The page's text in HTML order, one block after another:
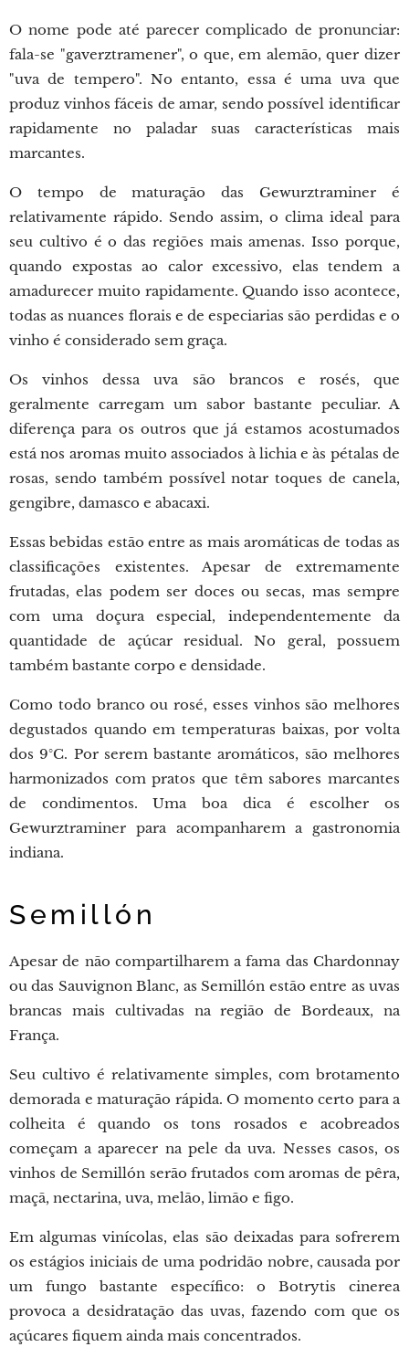
O nome pode até parecer complicado de pronunciar:
fala-se "gaverztramener", o que, em alemão, quer dizer
"uva de tempero". No entanto, essa é uma uva que
produz vinhos fáceis de amar, sendo possível identificar
rapidamente no paladar suas características mais
marcantes.
O tempo de maturação das Gewurztraminer é
relativamente rápido. Sendo assim, o clima ideal para
seu cultivo é o das regiões mais amenas. Isso porque,
quando expostas ao calor excessivo, elas tendem a
amadurecer muito rapidamente. Quando isso acontece,
todas as nuances florais e de especiarias são perdidas e o
vinho é considerado sem graça.
Os vinhos dessa uva são brancos e rosés, que
geralmente carregam um sabor bastante peculiar. A
diferença para os outros que já estamos acostumados
está nos aromas muito associados à lichia e às pétalas de
rosas, sendo também possível notar toques de canela,
gengibre, damasco e abacaxi.
Essas bebidas estão entre as mais aromáticas de todas as
classificações existentes. Apesar de extremamente
frutadas, elas podem ser doces ou secas, mas sempre
com uma doçura especial, independentemente da
quantidade de açúcar residual. No geral, possuem
também bastante corpo e densidade.
Como todo branco ou rosé, esses vinhos são melhores
degustados quando em temperaturas baixas, por volta
dos 9°C. Por serem bastante aromáticos, são melhores
harmonizados com pratos que têm sabores marcantes
de condimentos. Uma boa dica é escolher os
Gewurztraminer para acompanharem a gastronomia
indiana.
Semillón
Apesar de não compartilharem a fama das Chardonnay
ou das Sauvignon Blanc, as Semillón estão entre as uvas
brancas mais cultivadas na região de Bordeaux, na
França.
Seu cultivo é relativamente simples, com brotamento
demorada e maturação rápida. O momento certo para a
colheita é quando os tons rosados e acobreados
começam a aparecer na pele da uva. Nesses casos, os
vinhos de Semillón serão frutados com aromas de pêra,
maçã, nectarina, uva, melão, limão e figo.
Em algumas vinícolas, elas são deixadas para sofrerem
os estágios iniciais de uma podridão nobre, causada por
um fungo bastante específico: o Botrytis cinerea
provoca a desidratação das uvas, fazendo com que os
açúcares fiquem ainda mais concentrados.